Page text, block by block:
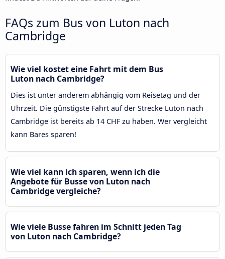
FAQs zum Bus von Luton nach
Cambridge
Wie viel kostet eine Fahrt mit dem Bus
Luton nach Cambridge?
Dies ist unter anderem abhängig vom Reisetag und der
Uhrzeit. Die günstigste Fahrt auf der Strecke Luton nach
Cambridge ist bereits ab 14 CHF zu haben. Wer vergleicht
kann Bares sparen!
Wie viel kann ich sparen, wenn ich die
Angebote für Busse von Luton nach
Cambridge vergleiche?
Wie viele Busse fahren im Schnitt jeden Tag
von Luton nach Cambridge?